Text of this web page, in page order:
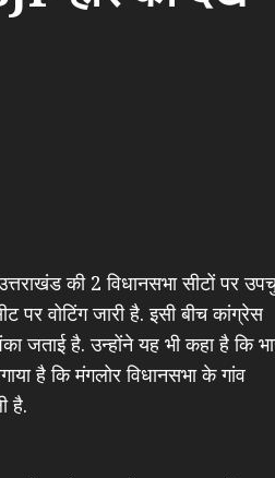
की 2 विधानसभा सीटों पर
पर वोटिंग जारी है. इसी बीच कांग्रेस
जताई है. उन्होंने यह भी कहा है कि
है कि मंगलोर विधानसभा के गांव
है.